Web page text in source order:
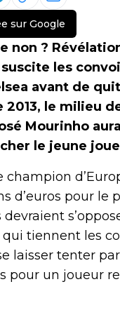
sur Google
non ?
les
avant de
2013, le milieu
Mourinho
le jeune
d’euros pour le
tiennent les
laisser tenter
pour un joueur